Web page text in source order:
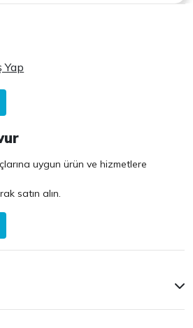
Yap
uygun ürün ve hizmetlere
satın alın.